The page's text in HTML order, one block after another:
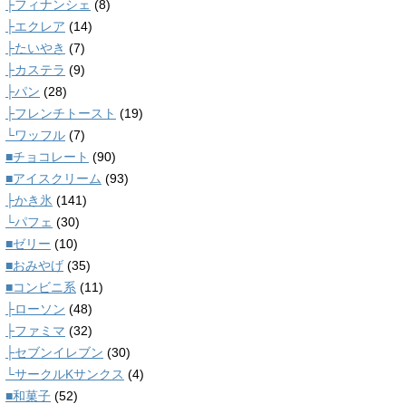
├フィナンシェ (8)
├エクレア (14)
├たいやき (7)
├カステラ (9)
├パン (28)
├フレンチトースト (19)
└ワッフル (7)
■チョコレート (90)
■アイスクリーム (93)
├かき氷 (141)
└パフェ (30)
■ゼリー (10)
■おみやげ (35)
■コンビニ系 (11)
├ローソン (48)
├ファミマ (32)
├セブンイレブン (30)
└サークルKサンクス (4)
■和菓子 (52)